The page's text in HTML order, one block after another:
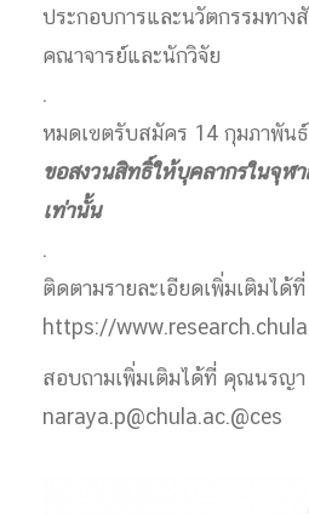
ประกอบการและนวัตกรรมทา
คณาจารย์และนักวิจัย
.
หมดเขตรับสมัคร 14 กุมภาพัน
ขอสงวนสิทธิ์ให้บุคลากรในจุฬ
เท่านั้น
.
ติดตามรายละเอียดเพิ่มเติมได้ที่
https://
สอบถามเพิ่มเติมได้ที่ คุณนรญ
naraya.p@chula.ac.@ces